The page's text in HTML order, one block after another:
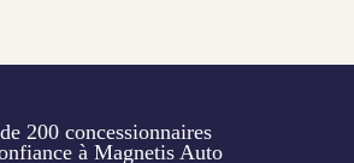
200 concessionnaires
à Magnetis Auto